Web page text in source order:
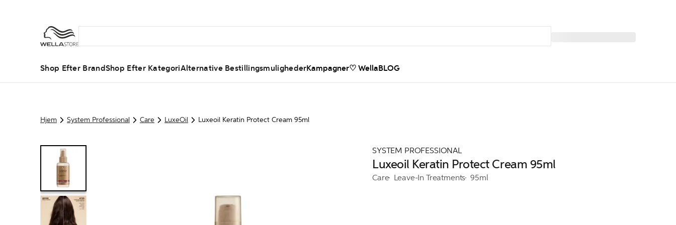
Shop Efter BrandShop Efter KategoriAlternative BestillingsmulighederKampagner♡ WellaBLOG
Hjem System Professional Care LuxeOil Luxeoil Keratin Protect Cream 95ml
SYSTEM PROFESSIONAL
Luxeoil Keratin Protect Cream 95ml
Care Leave-In Treatments 95ml